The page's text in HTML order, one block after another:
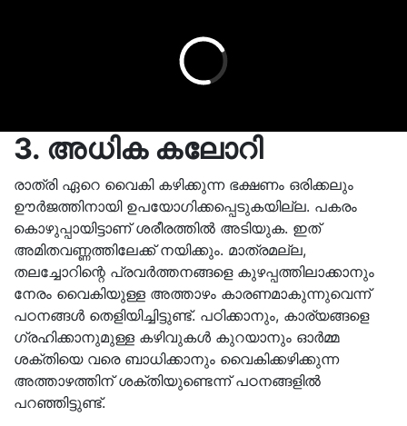
3. അധിക കലോറി
രാത്രി ഏറെ വൈകി കഴിക്കുന്ന ഭക്ഷണം ഒരിക്കലും
ഊര്‍ജത്തിനായി ഉപയോഗിക്കപ്പെടുകയില്ല. പകരം
കൊഴുപ്പായിട്ടാണ് ശരീരത്തില്‍ അടിയുക. ഇത്
അമിതവണ്ണത്തിലേക്ക് നയിക്കും. മാത്രമല്ല,
തലച്ചോറിന്റെ പ്രവര്‍ത്തനങ്ങളെ കുഴപ്പത്തിലാക്കാനും
നേരം വൈകിയുള്ള അത്താഴം കാരണമാകുന്നുവെന്ന്
പഠനങ്ങള്‍ തെളിയിച്ചിട്ടുണ്ട്. പഠിക്കാനും, കാര്യങ്ങളെ
ഗ്രഹിക്കാനുമുള്ള കഴിവുകള്‍ കുറയാനും ഓര്‍മ്മ
ശക്തിയെ വരെ ബാധിക്കാനും വൈകിക്കഴിക്കുന്ന
അത്താഴത്തിന് ശക്തിയുണ്ടെന്ന് പഠനങ്ങളില്‍
പറഞ്ഞിട്ടുണ്ട്.